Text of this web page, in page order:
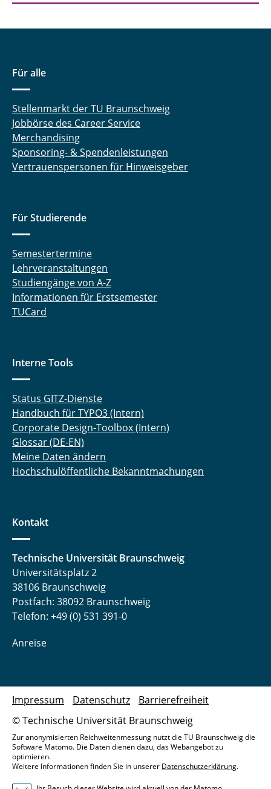
Für alle
Stellenmarkt der TU Braunschweig
Jobbörse des Career Service
Merchandising
Sponsoring- & Spendenleistungen
Vertrauenspersonen für Hinweisgeber
Für Studierende
Semestertermine
Lehrveranstaltungen
Studiengänge von A-Z
Informationen für Erstsemester
TUCard
Interne Tools
Status GITZ-Dienste
Handbuch für TYPO3 (Intern)
Corporate Design-Toolbox (Intern)
Glossar (DE-EN)
Meine Daten ändern
Hochschulöffentliche Bekanntmachungen
Kontakt
Technische Universität Braunschweig
Universitätsplatz 2
38106 Braunschweig
Postfach: 38092 Braunschweig
Telefon: +49 (0) 531 391-0
Anreise
© Technische Universität Braunschweig
Impressum Datenschutz Barrierefreiheit
Zur anonymisierten Reichweitenmessung nutzt die TU Braunschweig die
Software Matomo. Die Daten dienen dazu, das Webangebot zu
optimieren.
Weitere Informationen finden Sie in unserer Datenschutzerklärung.